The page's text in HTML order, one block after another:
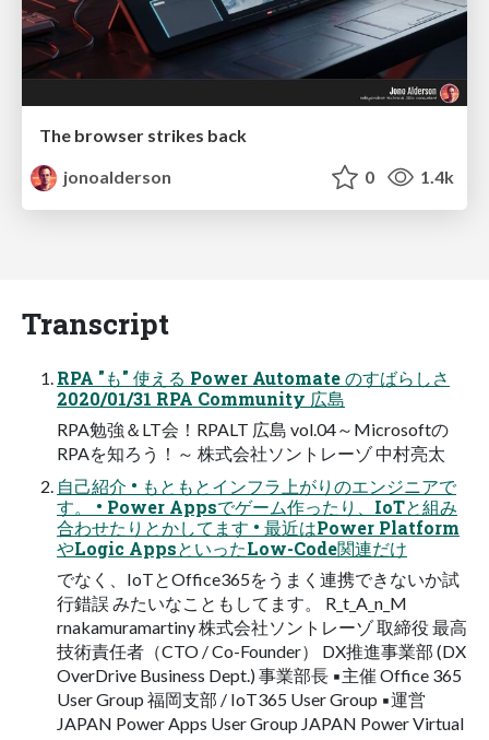
The browser strikes back
jonoalderson
0 1.4k
Transcript
RPA ″も″ 使える Power Automate のすばらしさ
2020/01/31 RPA Community 広島
RPA勉強＆LT会！RPALT 広島 vol.04～Microsoftの
RPAを知ろう！～ 株式会社ソントレーゾ 中村亮太
自己紹介 • もともとインフラ上がりのエンジニアで
す。 • Power Appsでゲーム作ったり、IoTと組み
合わせたりとかしてます • 最近はPower Platform
やLogic AppsといったLow-Code関連だけ
でなく、IoTとOffice365をうまく連携できないか試
行錯誤 みたいなこともしてます。 R_t_A_n_M
rnakamuramartiny 株式会社ソントレーゾ 取締役 最高
技術責任者（CTO / Co-Founder） DX推進事業部 (DX
OverDrive Business Dept.) 事業部長 ▪主催 Office 365
User Group 福岡支部 / IoT365 User Group ▪運営
JAPAN Power Apps User Group JAPAN Power Virtual